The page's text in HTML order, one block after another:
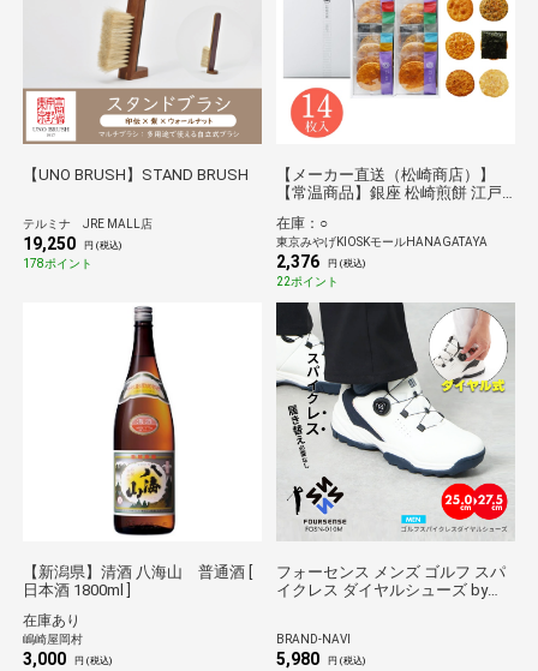
【UNO BRUSH】STAND BRUSH
テルミナ JRE MALL店
19,250 円 (税込)
178ポイント
【メーカー直送（松崎商店）】
【常温商品】銀座 松崎煎餅 江戸
在庫：○
東京みやげKIOSKモールHANAGATAYA
2,376 円 (税込)
22ポイント
【新潟県】清酒 八海山 普通酒 [
日本酒 1800ml ]
在庫あり
嶋崎屋岡村
3,000 円 (税込)
フォーセンス メンズ ゴルフ スパ
イクレス ダイヤルシューズ by
BRAND-NAVI
5,980 円 (税込)